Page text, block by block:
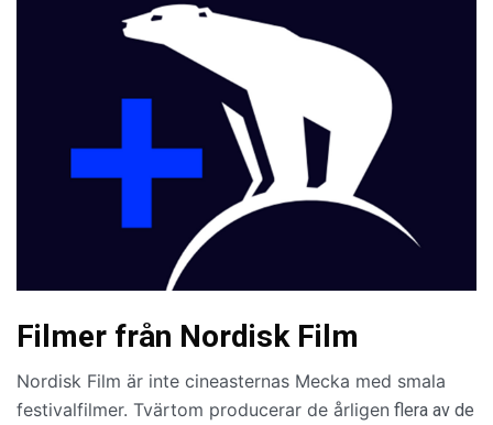
Filmer från Nordisk Film
Nordisk Film är inte cineasternas Mecka med smala
festivalfilmer. Tvärtom producerar de årligen flera av de